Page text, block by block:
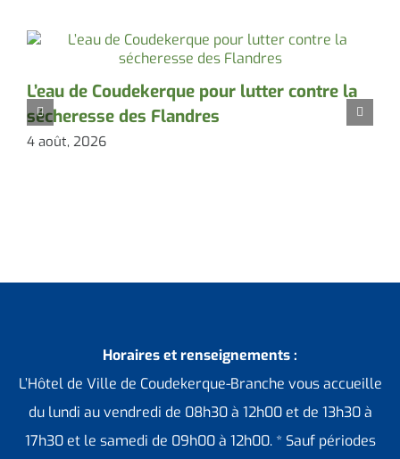
L’eau de Coudekerque pour lutter contre la
sécheresse des Flandres
4 août, 2026
Horaires et renseignements :
L’Hôtel de Ville de Coudekerque-Branche vous accueille
du lundi au vendredi de 08h30 à 12h00 et de 13h30 à
17h30 et le samedi de 09h00 à 12h00. * Sauf périodes